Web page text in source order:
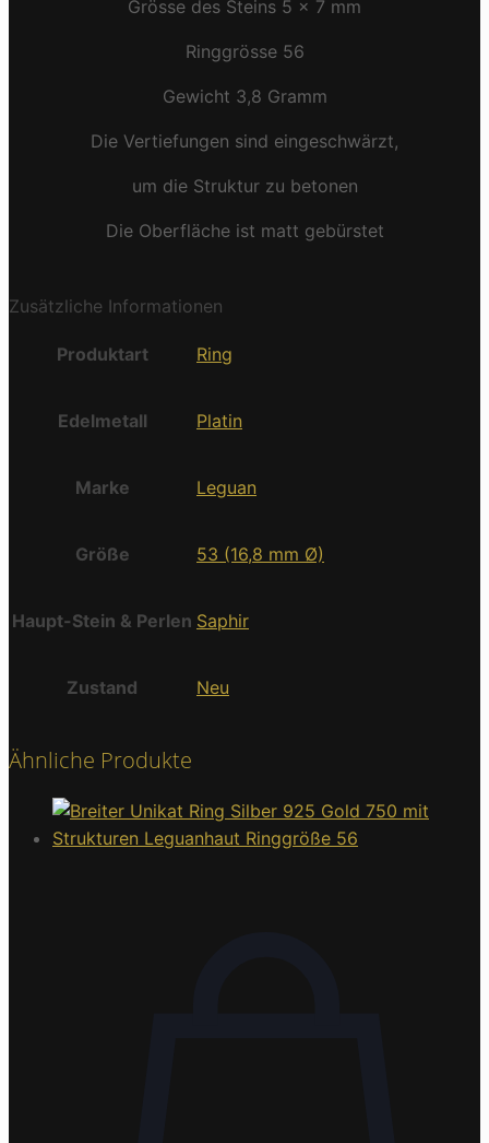
Grösse des Steins 5 x 7 mm
Ringgrösse 56
Gewicht 3,8 Gramm
Die Vertiefungen sind eingeschwärzt,
um die Struktur zu betonen
Die Oberfläche ist matt gebürstet
Zusätzliche Informationen
Produktart Ring
Edelmetall Platin
Marke Leguan
Größe 53 (16,8 mm Ø)
Haupt-Stein & Perlen Saphir
Zustand Neu
Ähnliche Produkte